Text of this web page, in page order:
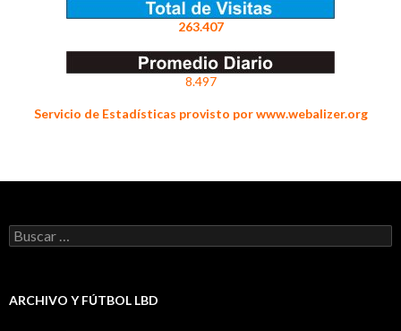
263.407
8.497
Servicio de Estadísticas provisto por www.webalizer.org
Buscar:
ARCHIVO Y FÚTBOL LBD